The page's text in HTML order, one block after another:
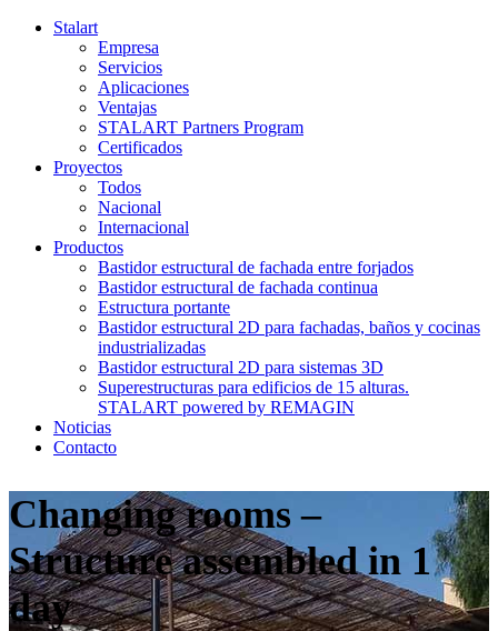
Stalart
Empresa
Servicios
Aplicaciones
Ventajas
STALART Partners Program
Certificados
Proyectos
Todos
Nacional
Internacional
Productos
Bastidor estructural de fachada entre forjados
Bastidor estructural de fachada continua
Estructura portante
Bastidor estructural 2D para fachadas, baños y cocinas
industrializadas
Bastidor estructural 2D para sistemas 3D
Superestructuras para edificios de 15 alturas.
STALART powered by REMAGIN
Noticias
Contacto
Changing rooms –
Structure assembled in 1
day